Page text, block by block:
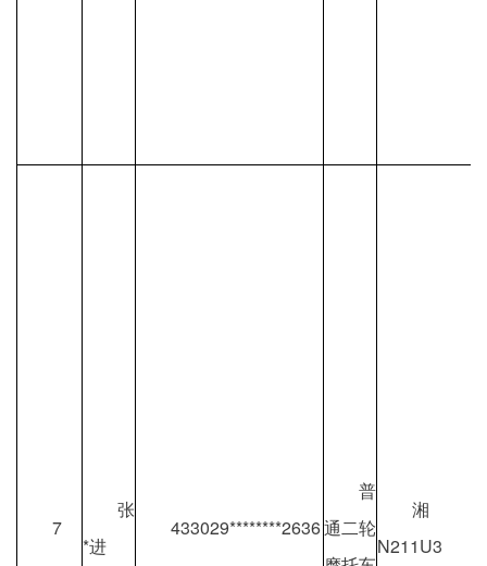
7
张
*进
433029********2636
普
通二轮
湘
N211U3